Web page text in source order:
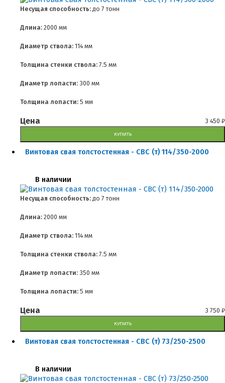
Несущая способность: до 7 тонн
Длина: 2000 мм
Диаметр ствола: 114 мм
Толщина стенки ствола: 7.5 мм
Диаметр лопасти: 300 мм
Толщина лопасти: 5 мм
Цена 3 450 ₽
КУПИТЬ
Винтовая свая толстостенная - СВС (т) 114/350-2000
В наличии
Несущая способность: до 7 тонн
Длина: 2000 мм
Диаметр ствола: 114 мм
Толщина стенки ствола: 7.5 мм
Диаметр лопасти: 350 мм
Толщина лопасти: 5 мм
Цена 3 750 ₽
КУПИТЬ
Винтовая свая толстостенная - СВС (т) 73/250-2500
В наличии